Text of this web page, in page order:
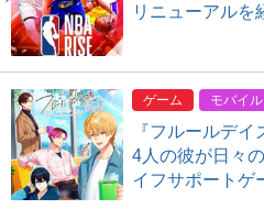
リニューアルを
ゲーム モバイ
『フルールデイ
4人の彼が日々
イフサポートゲ